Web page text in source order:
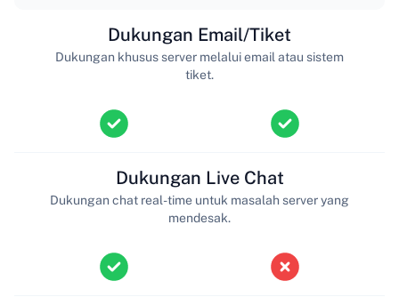
Dukungan Email/Tiket
Dukungan khusus server melalui email atau sistem
tiket.
Dukungan Live Chat
Dukungan chat real-time untuk masalah server yang
mendesak.